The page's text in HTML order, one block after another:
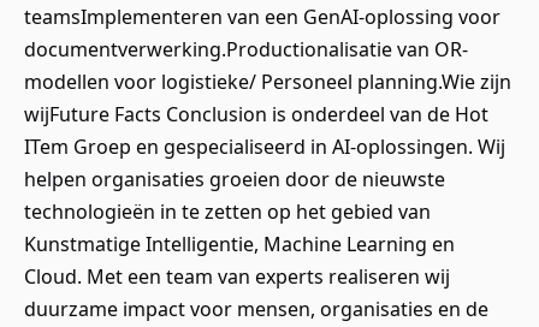
teamsImplementeren van een GenAI-oplossing voor
documentverwerking.Productionalisatie van OR-
modellen voor logistieke/ Personeel planning.Wie zijn
wijFuture Facts Conclusion is onderdeel van de Hot
ITem Groep en gespecialiseerd in AI-oplossingen. Wij
helpen organisaties groeien door de nieuwste
technologieën in te zetten op het gebied van
Kunstmatige Intelligentie, Machine Learning en
Cloud. Met een team van experts realiseren wij
duurzame impact voor mensen, organisaties en de